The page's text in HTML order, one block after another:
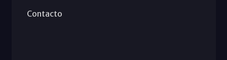
Contacto